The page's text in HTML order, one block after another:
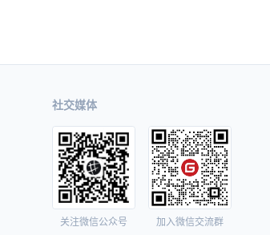
社交媒体
关注微信公众号 加入微信交流群